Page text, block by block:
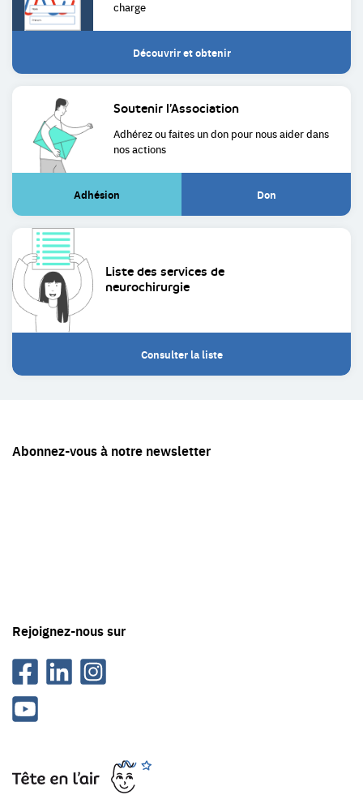
charge
Découvrir et obtenir
Soutenir l’Association
Adhérez ou faites un don pour nous aider dans
nos actions
Adhésion
(Lien Don
(Lien
Liste des services de
neurochirurgie
Consulter la liste
Tête
en
Rejoignez-nous sur
FacebookLinkedinInstagram
Youtube
Abonnez-vous à notre newsletter